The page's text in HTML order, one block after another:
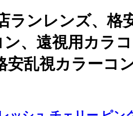
ランレンズ、格
、遠視用カラ
乱視カラーコ